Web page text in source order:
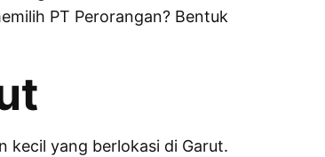
PT Perorangan? Bentuk
kecil yang berlokasi di Garut.